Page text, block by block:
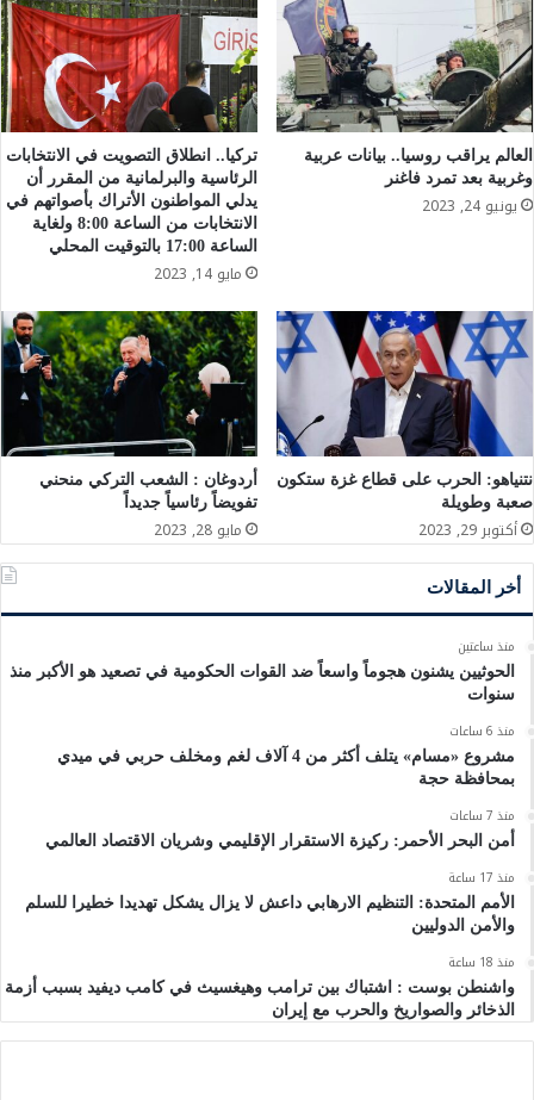
العالم يراقب روسيا.. بيانات عربية
وغربية بعد تمرد فاغنر
يونيو 24, 2023
تركيا.. انطلاق التصويت في الانتخابات
الرئاسية والبرلمانية من المقرر أن
يدلي المواطنون الأتراك بأصواتهم في
الانتخابات من الساعة 8:00 ولغاية
الساعة 17:00 بالتوقيت المحلي
مايو 14, 2023
نتنياهو: الحرب على قطاع غزة ستكون
صعبة وطويلة
أكتوبر 29, 2023
أردوغان : الشعب التركي منحني
تفويضاً رئاسياً جديداً
مايو 28, 2023
أخر المقالات
منذ ساعتين
الحوثيين يشنون هجوماً واسعاً ضد القوات الحكومية في تصعيد هو الأكبر منذ
سنوات
منذ 6 ساعات
مشروع «مسام» يتلف أكثر من 4 آلاف لغم ومخلف حربي في ميدي
بمحافظة حجة
منذ 7 ساعات
أمن البحر الأحمر: ركيزة الاستقرار الإقليمي وشريان الاقتصاد العالمي
منذ 17 ساعة
الأمم المتحدة: التنظيم الارهابي داعش لا يزال يشكل تهديدا خطيرا للسلم
والأمن الدوليين
منذ 18 ساعة
واشنطن بوست : اشتباك بين ترامب وهيغسيث في كامب ديفيد بسبب أزمة
الذخائر والصواريخ والحرب مع إيران